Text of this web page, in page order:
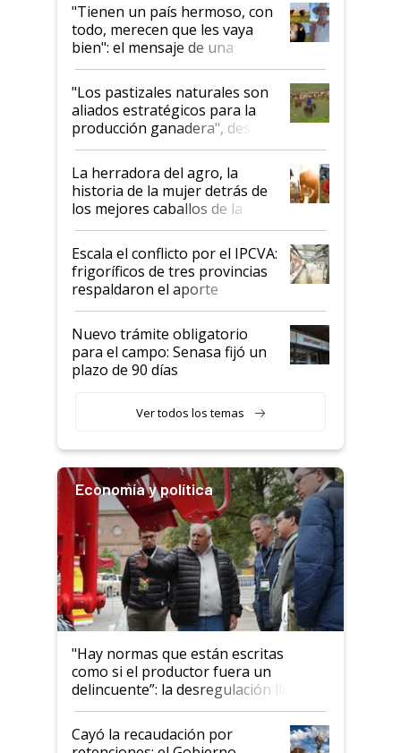
"Tienen un país hermoso, con
todo, merecen que les vaya
bien": el mensaje de una
ganadera uruguaya sobre las
oportunidades que se abren
para el agro en Argentina, con
foco en la carne
"Los pastizales naturales son
aliados estratégicos para la
producción ganadera", destaca
la iniciativa que ya reúne a 46
establecimientos en Argentina
La herradora del agro, la
historia de la mujer detrás de
los mejores caballos de la
Argentina y los mitos que
todavía hacen sufrir a estos
animales: "Mientras me
descalificaban, yo seguí
haciendo currículum"
Escala el conflicto por el IPCVA:
frigoríficos de tres provincias
respaldaron el aporte
obligatorio
Nuevo trámite obligatorio
para el campo: Senasa fijó un
plazo de 90 días
Ver todos los temas
Economía y política
"Hay normas que están escritas
como si el productor fuera un
delincuente”: la desregulación llegó
al Congreso Aapresid y hasta se
habló del financiamiento al IPCVA
Cayó la recaudación por